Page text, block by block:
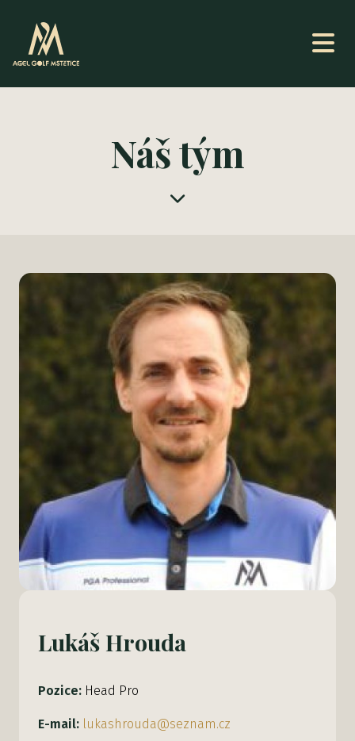
Náš tým
Lukáš Hrouda
Pozice: Head Pro
E-mail: lukashrouda@seznam.cz